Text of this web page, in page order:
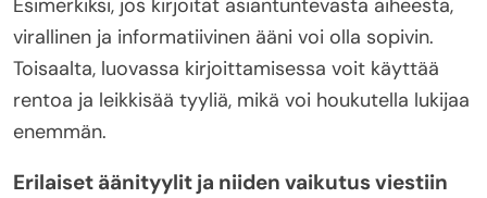
Esimerkiksi, jos kirjoitat asiantuntevasta aiheesta,
virallinen ja informatiivinen ääni voi olla sopivin.
Toisaalta, luovassa kirjoittamisessa voit käyttää
rentoa ja leikkisää tyyliä, mikä voi houkutella lukijaa
enemmän.
Erilaiset äänityylit ja niiden vaikutus viestiin